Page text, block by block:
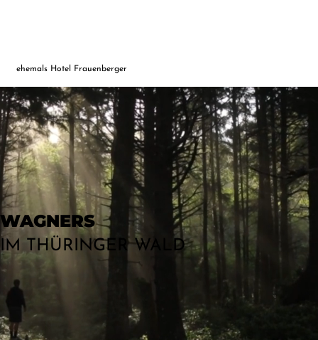
ehemals Hotel Frauenberger
WAGNERS
IM THÜRINGER WALD